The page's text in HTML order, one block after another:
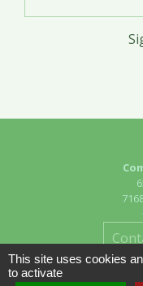
This site uses cookies
to activate